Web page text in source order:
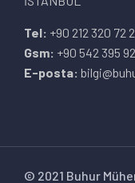
Tel: +90 212 320 72
Gsm: +90 542 395
E-posta:
© 2021 Buhur